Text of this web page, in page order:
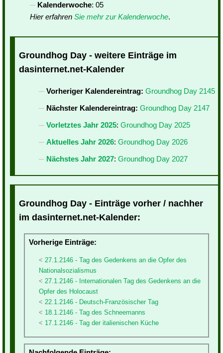
Kalenderwoche: 05
Hier erfahren Sie mehr zur Kalenderwoche.
Groundhog Day - weitere Einträge im
dasinternet.net-Kalender
Vorheriger Kalendereintrag: Groundhog Day 2145
Nächster Kalendereintrag: Groundhog Day 2147
Vorletztes Jahr 2025: Groundhog Day 2025
Aktuelles Jahr 2026: Groundhog Day 2026
Nächstes Jahr 2027: Groundhog Day 2027
Groundhog Day - Einträge vorher / nachher
im dasinternet.net-Kalender:
Vorherige Einträge:
27.1.2146 - Tag des Gedenkens an die Opfer des
Nationalsozialismus
27.1.2146 - Internationalen Tag des Gedenkens an die
Opfer des Holocaust
22.1.2146 - Deutsch-Französischer Tag
18.1.2146 - Tag des Schneemanns
17.1.2146 - Tag der italienischen Küche